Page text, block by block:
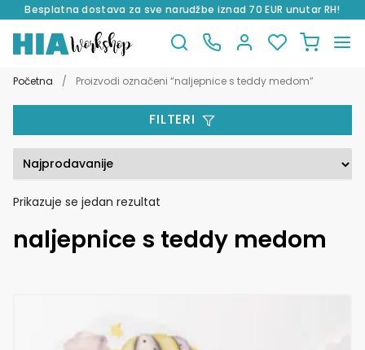
Besplatna dostava za sve narudžbe iznad 70 EUR unutar RH!
na
do
Početna / Proizvodi označeni “naljepnice s teddy medom”
Prikazuje se jedan rezultat
naljepnice s teddy medom
FILTERI